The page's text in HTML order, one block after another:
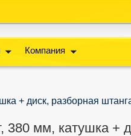
Компания
+ диск, разборная
380 мм, катушка +